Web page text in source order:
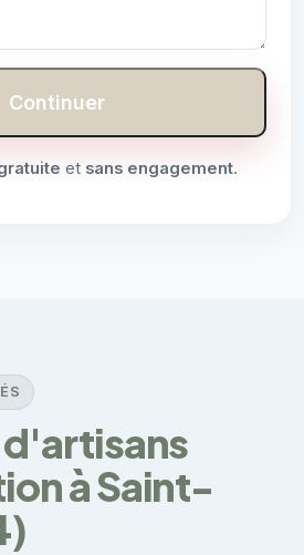
Continuer
et sans engagement.
à Saint-